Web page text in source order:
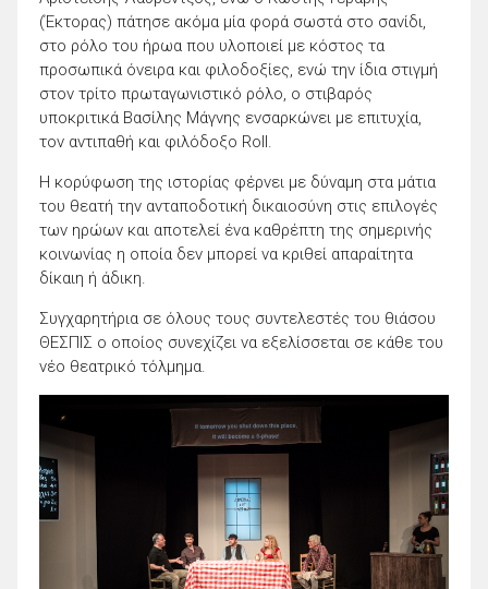
(Έκτορας) πάτησε ακόμα μία φορά σωστά στο σανίδι,
στο ρόλο του ήρωα που υλοποιεί με κόστος τα
προσωπικά όνειρα και φιλοδοξίες, ενώ την ίδια στιγμή
στον τρίτο πρωταγωνιστικό ρόλο, ο στιβαρός
υποκριτικά Βασίλης Μάγνης ενσαρκώνει με επιτυχία,
τον αντιπαθή και φιλόδοξο Roll.
Η κορύφωση της ιστορίας φέρνει με δύναμη στα μάτια
του θεατή την ανταποδοτική δικαιοσύνη στις επιλογές
των ηρώων και αποτελεί ένα καθρέπτη της σημερινής
κοινωνίας η οποία δεν μπορεί να κριθεί απαραίτητα
δίκαιη ή άδικη.
Συγχαρητήρια σε όλους τους συντελεστές του θιάσου
ΘΕΣΠΙΣ ο οποίος συνεχίζει να εξελίσσεται σε κάθε του
νέο θεατρικό τόλμημα.